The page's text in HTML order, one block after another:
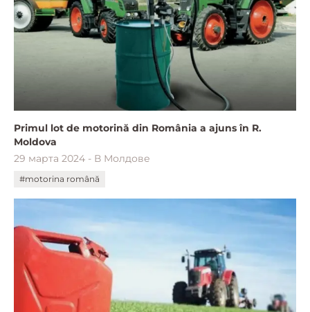
Primul lot de motorină din România a ajuns în R.
Moldova
29 марта 2024 - В Молдове
#motorina română